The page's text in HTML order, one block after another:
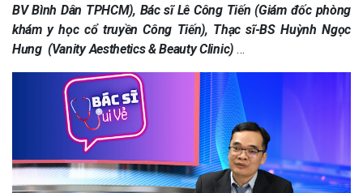
BV Bình Dân TPHCM), Bác sĩ Lê Công Tiến (Giám đốc phòng
khám y học cổ truyền Công Tiến), Thạc sĩ-BS Huỳnh Ngọc
Hưng (Vanity Aesthetics & Beauty Clinic)…